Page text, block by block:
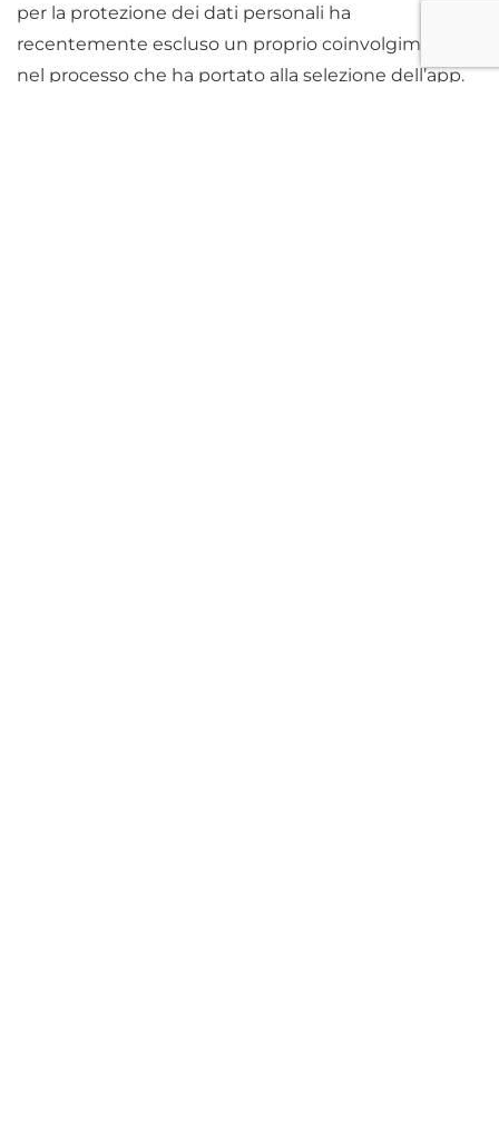
per la protezione dei dati personali ha
recentemente escluso un proprio coinvolgimento
nel processo che ha portato alla selezione dell’app.